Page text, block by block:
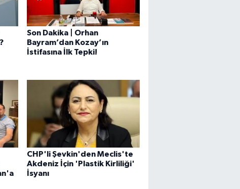
Son Dakika | Orhan
Bayram’dan Kozay’ın
İstifasına İlk Tepki!
CHP'li Şevkin'den Meclis'te
Akdeniz İçin 'Plastik Kirliliği'
İsyanı